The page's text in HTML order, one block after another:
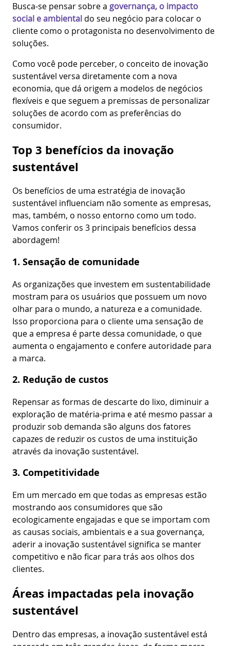
Busca-se pensar sobre a governança, o impacto
social e ambiental do seu negócio para colocar o
cliente como o protagonista no desenvolvimento de
soluções.
Como você pode perceber, o conceito de inovação
sustentável versa diretamente com a nova
economia, que dá origem a modelos de negócios
flexíveis e que seguem a premissas de personalizar
soluções de acordo com as preferências do
consumidor.
Top 3 benefícios da inovação
sustentável
Os benefícios de uma estratégia de inovação
sustentável influenciam não somente as empresas,
mas, também, o nosso entorno como um todo.
Vamos conferir os 3 principais benefícios dessa
abordagem!
1. Sensação de comunidade
As organizações que investem em sustentabilidade
mostram para os usuários que possuem um novo
olhar para o mundo, a natureza e a comunidade.
Isso proporciona para o cliente uma sensação de
que a empresa é parte dessa comunidade, o que
aumenta o engajamento e confere autoridade para
a marca.
2. Redução de custos
Repensar as formas de descarte do lixo, diminuir a
exploração de matéria-prima e até mesmo passar a
produzir sob demanda são alguns dos fatores
capazes de reduzir os custos de uma instituição
através da inovação sustentável.
3. Competitividade
Em um mercado em que todas as empresas estão
mostrando aos consumidores que são
ecologicamente engajadas e que se importam com
as causas sociais, ambientais e a sua governança,
aderir a inovação sustentável significa se manter
competitivo e não ficar para trás aos olhos dos
clientes.
Áreas impactadas pela inovação
sustentável
Dentro das empresas, a inovação sustentável está